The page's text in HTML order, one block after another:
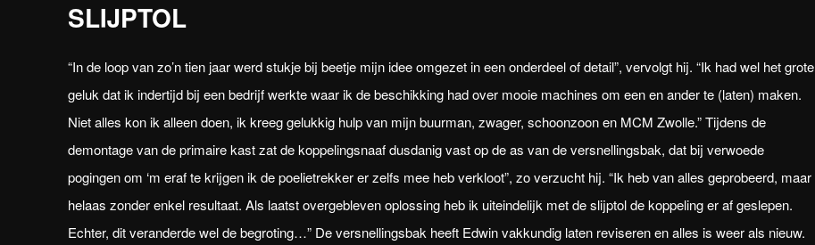
SLIJPTOL
“In de loop van zo’n tien jaar werd stukje bij beetje mijn idee omgezet in een onderdeel of detail”, vervolgt hij. “Ik had wel het grote
geluk dat ik indertijd bij een bedrijf werkte waar ik de beschikking had over mooie machines om een en ander te (laten) maken.
Niet alles kon ik alleen doen, ik kreeg gelukkig hulp van mijn buurman, zwager, schoonzoon en MCM Zwolle.” Tijdens de
demontage van de primaire kast zat de koppelingsnaaf dusdanig vast op de as van de versnellingsbak, dat bij verwoede
pogingen om ‘m eraf te krijgen ik de poelietrekker er zelfs mee heb verkloot”, zo verzucht hij. “Ik heb van alles geprobeerd, maar
helaas zonder enkel resultaat. Als laatst overgebleven oplossing heb ik uiteindelijk met de slijptol de koppeling er af geslepen.
Echter, dit veranderde wel de begroting…” De versnellingsbak heeft Edwin vakkundig laten reviseren en alles is weer als nieuw.